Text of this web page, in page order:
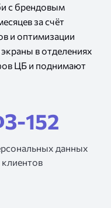
с брендовым
за счёт
и оптимизации
в отделениях
ЦБ и поднимают
152
данных
клиентов